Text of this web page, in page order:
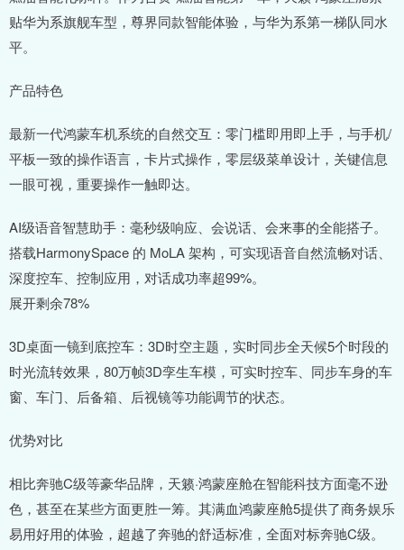
贴华为系旗舰车型，尊界同款智能体验，与华为系第一梯队同水
平。
产品特色
最新一代鸿蒙车机系统的自然交互：零门槛即用即上手，与手机/
平板一致的操作语言，卡片式操作，零层级菜单设计，关键信息
一眼可视，重要操作一触即达。
AI级语音智慧助手：毫秒级响应、会说话、会来事的全能搭子。
搭载HarmonySpace 的 MoLA 架构，可实现语音自然流畅对话、
深度控车、控制应用，对话成功率超99%。
展开剩余78%
3D桌面一镜到底控车：3D时空主题，实时同步全天候5个时段的
时光流转效果，80万帧3D孪生车模，可实时控车、同步车身的车
窗、车门、后备箱、后视镜等功能调节的状态。
优势对比
相比奔驰C级等豪华品牌，天籁·鸿蒙座舱在智能科技方面毫不逊
色，甚至在某些方面更胜一筹。其满血鸿蒙座舱5提供了商务娱乐
易用好用的体验，超越了奔驰的舒适标准，全面对标奔驰C级。